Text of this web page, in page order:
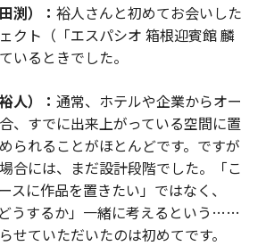
渕）： 裕人さんと初めてお会いした
クト（「エスパシオ 箱根迎賓館 麟
いるときでした。
人）： 通常、ホテルや企業からオー
、すでに出来上がっている空間に置
られることがほとんどです。ですが
合には、まだ設計段階でした。「こ
スに作品を置きたい」ではなく、
どうするか」一緒に考えるという……
せていただいたのは初めてです。